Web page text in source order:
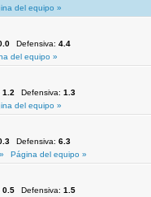
del equipo »
Defensiva: 4.4
del equipo »
1.2 Defensiva: 1.3
del equipo »
Defensiva: 6.3
Página del equipo »
0.5 Defensiva: 1.5